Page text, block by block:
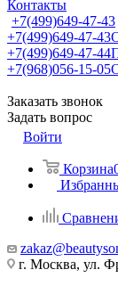
Контакты
+7(499)649-47-43
+7(499)649-47-43
+7(499)649-47-44
+7(968)056-15-05
Заказать звонок
Задать вопрос
Войти
Корзина
г. Москва, ул.